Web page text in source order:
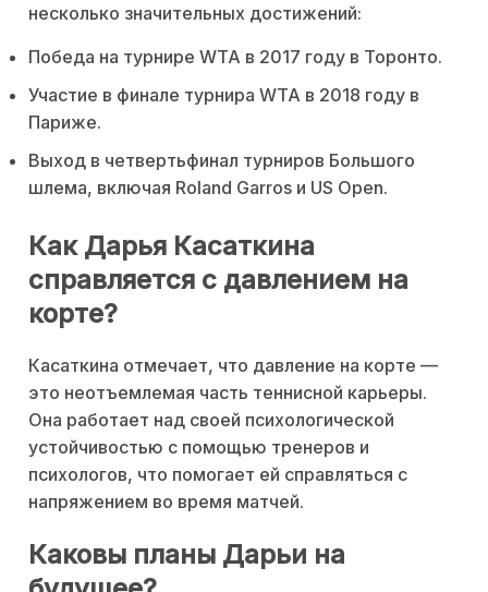
несколько значительных достижений:
Победа на турнире WTA в 2017 году в Торонто.
Участие в финале турнира WTA в 2018 году в
Париже.
Выход в четвертьфинал турниров Большого
шлема, включая Roland Garros и US Open.
Как Дарья Касаткина
справляется с давлением на
корте?
Касаткина отмечает, что давление на корте —
это неотъемлемая часть теннисной карьеры.
Она работает над своей психологической
устойчивостью с помощью тренеров и
психологов, что помогает ей справляться с
напряжением во время матчей.
Каковы планы Дарьи на